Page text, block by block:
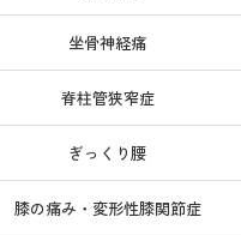
坐骨神経痛
脊柱管狭窄症
ぎっくり腰
膝の痛み・変形性膝関節症